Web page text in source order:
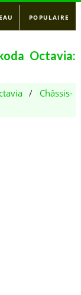
POPULAIRE
Octavia:
/ Châssis-